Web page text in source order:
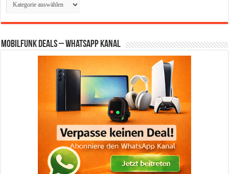
Mobilfunk Deals – WhatsApp Kanal